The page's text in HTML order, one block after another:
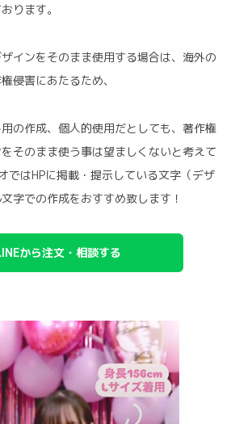
ります。
インをそのまま使用する場合は、海外の
侵害にあたるため、
の作成、個人的使用だとしても、著作権
そのまま使う事は望ましくないと考えて
ではHPに掲載・提示している文字（デザ
字での作成をおすすめ致します！
から注文・相談する